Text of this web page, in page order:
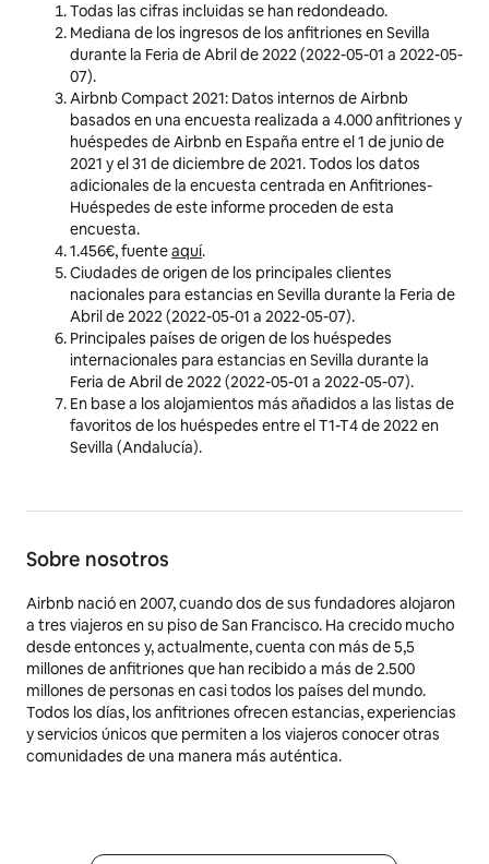
Todas las cifras incluidas se han redondeado.
Mediana de los ingresos de los anfitriones en Sevilla
durante la Feria de Abril de 2022 (2022-05-01 a 2022-05-
07).
Airbnb Compact 2021: Datos internos de Airbnb
basados en una encuesta realizada a 4.000 anfitriones y
huéspedes de Airbnb en España entre el 1 de junio de
2021 y el 31 de diciembre de 2021. Todos los datos
adicionales de la encuesta centrada en Anfitriones-
Huéspedes de este informe proceden de esta
encuesta.
1.456€, fuenteaquí.
Ciudades de origen de los principales clientes
nacionales para estancias en Sevilla durante la Feria de
Abril de 2022 (2022-05-01 a 2022-05-07).
Principales países de origen de los huéspedes
internacionales para estancias en Sevilla durante la
Feria de Abril de 2022 (2022-05-01 a 2022-05-07).
En base a los alojamientos más añadidos a las listas de
favoritos de los huéspedes entre el T1-T4 de 2022 en
Sevilla (Andalucía).
Sobre nosotros
Airbnb nació en 2007, cuando dos de sus fundadores alojaron
a tres viajeros en su piso de San Francisco. Ha crecido mucho
desde entonces y, actualmente, cuenta con más de 5,5
millones de anfitriones que han recibido a más de 2.500
millones de personas en casi todos los países del mundo.
Todos los días, los anfitriones ofrecen estancias, experiencias
y servicios únicos que permiten a los viajeros conocer otras
comunidades de una manera más auténtica.